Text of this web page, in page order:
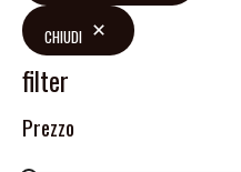
CHIUDI
filter
Prezzo